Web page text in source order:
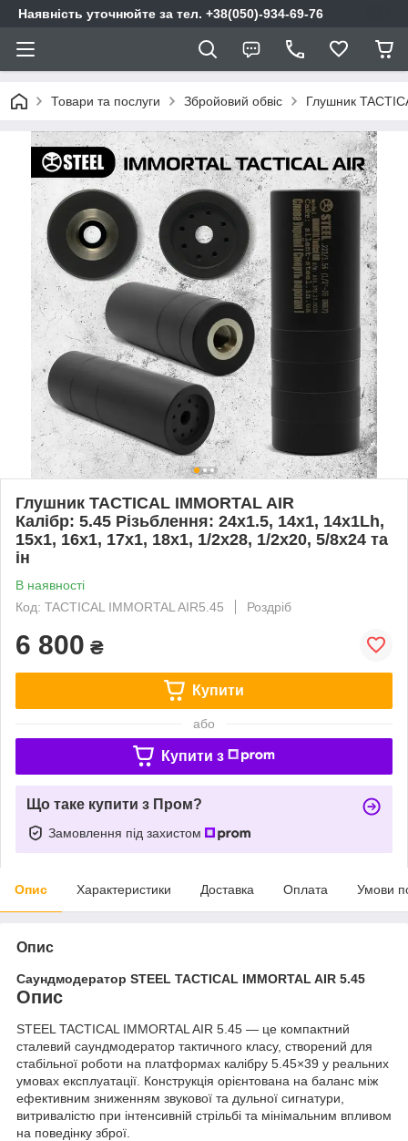
Наявність уточнюйте за тел. +38(050)-934-69-76
Товари та послуги Збройовий обвіс Глушник
Глушник TACTICAL IMMORTAL AIR
Калібр: 5.45 Різьблення: 24x1.5, 14x1, 14x1Lh,
15x1, 16x1, 17x1, 18x1, 1/2x28, 1/2x20, 5/8x24 та
ін
В наявності
Код: TACTICAL IMMORTAL AIR5.45
Роздріб
6 800 ₴
Купити
або
Купити з
Що таке купити з Пром?
Замовлення під захистом
Опис Характеристики Доставка Оплата Умови
Опис
Саундмодератор STEEL TACTICAL IMMORTAL AIR 5.45
Опис
STEEL TACTICAL IMMORTAL AIR 5.45 — це компактний
сталевий саундмодератор тактичного класу, створений для
стабільної роботи на платформах калібру 5.45×39 у реальних
умовах експлуатації. Конструкція орієнтована на баланс між
ефективним зниженням звукової та дульної сигнатури,
витривалістю при інтенсивній стрільбі та мінімальним впливом
на поведінку зброї.